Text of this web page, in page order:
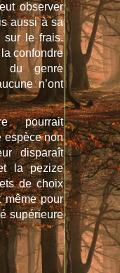
observer
aussi à sa
sur le frais.
confondre
du genre
n’ont
pourrait
espèce non
disparaît
la pezize
de choix
même pour
supérieure